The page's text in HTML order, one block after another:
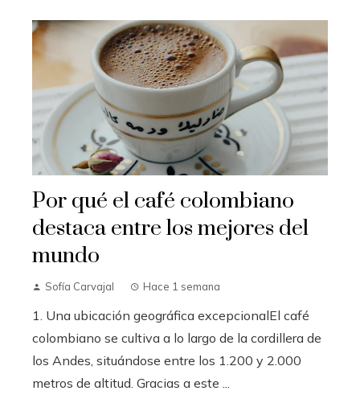
Por qué el café colombiano
destaca entre los mejores del
mundo
Sofía Carvajal Hace 1 semana
1. Una ubicación geográfica excepcionalEl café
colombiano se cultiva a lo largo de la cordillera de
los Andes, situándose entre los 1.200 y 2.000
metros de altitud. Gracias a este ...